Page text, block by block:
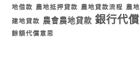
地借款
農地抵押貸款 農地貸款流程 農
建地貸款 農會農地貸款 銀行代
餘額代償意思